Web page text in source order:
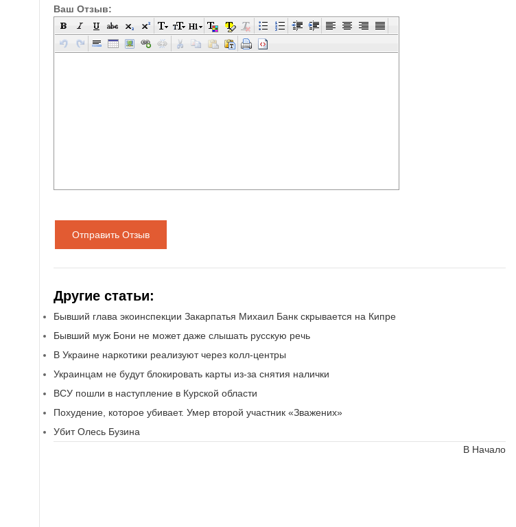
Ваш Отзыв:
Отправить Отзыв
Другие статьи:
Бывший глава экоинспекции Закарпатья Михаил Банк скрывается на Кипре
Бывший муж Бони не может даже слышать русскую речь
В Украине наркотики реализуют через колл-центры
Украинцам не будут блокировать карты из-за снятия налички
ВСУ пошли в наступление в Курской области
Похудение, которое убивает. Умер второй участник «Зважених»
Убит Олесь Бузина
В Начало